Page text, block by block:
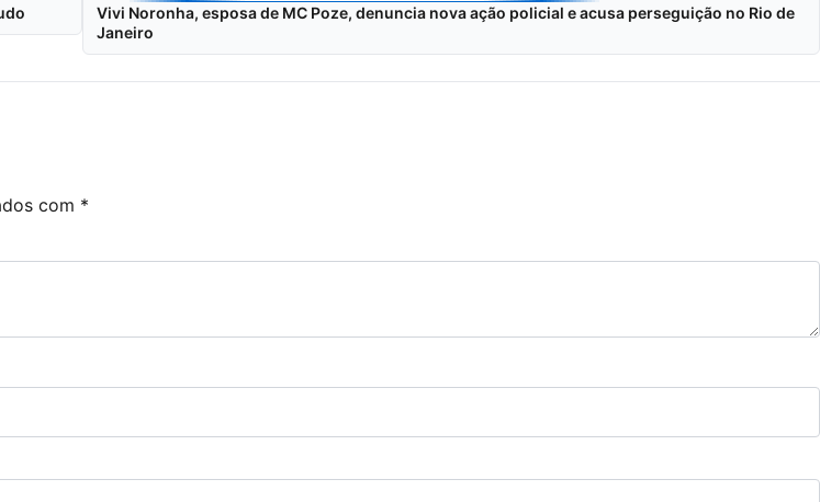
Vivi Noronha, esposa de MC Poze, denuncia nova ação policial e acusa perseguição no Rio de
Janeiro
com *